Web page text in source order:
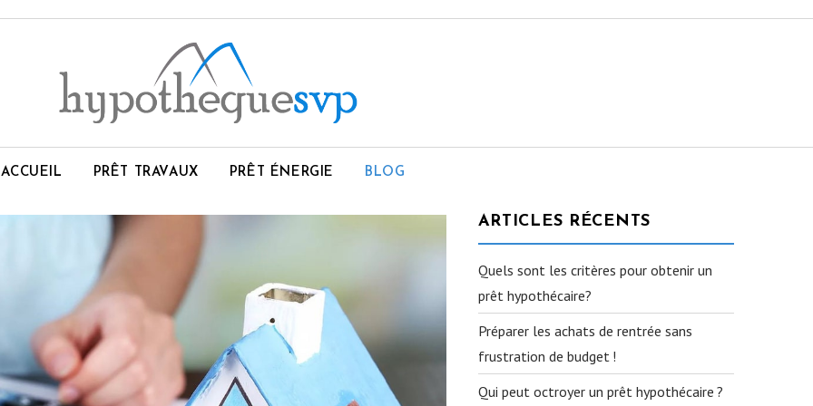
ACCUEIL PRÊT TRAVAUX PRÊT ÉNERGIE BLOG
ARTICLES RÉCENTS
Quels sont les critères pour obtenir un
prêt hypothécaire?
Préparer les achats de rentrée sans
frustration de budget !
Qui peut octroyer un prêt hypothécaire ?